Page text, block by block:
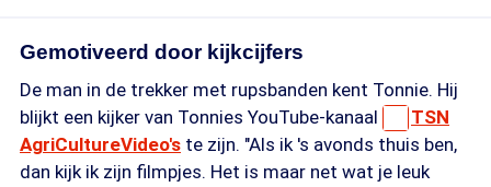
Gemotiveerd door kijkcijfers
De man in de trekker met rupsbanden kent Tonnie. Hij
blijkt een kijker van Tonnies YouTube-kanaal
TSN
AgriCultureVideo's te zijn. "Als ik 's avonds thuis ben,
dan kijk ik zijn filmpjes. Het is maar net wat je leuk